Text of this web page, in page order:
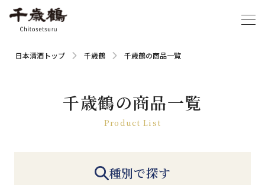
日本清酒トップ 千歳鶴 千歳鶴の商品一覧
千歳鶴の商品一覧
Product List
種別で探す